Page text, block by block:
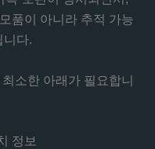
품이 아니라 추적 가능
니다.
소한 아래가 필요합니
정보